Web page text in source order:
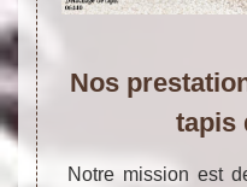
Nos
tapis
Notre mission est